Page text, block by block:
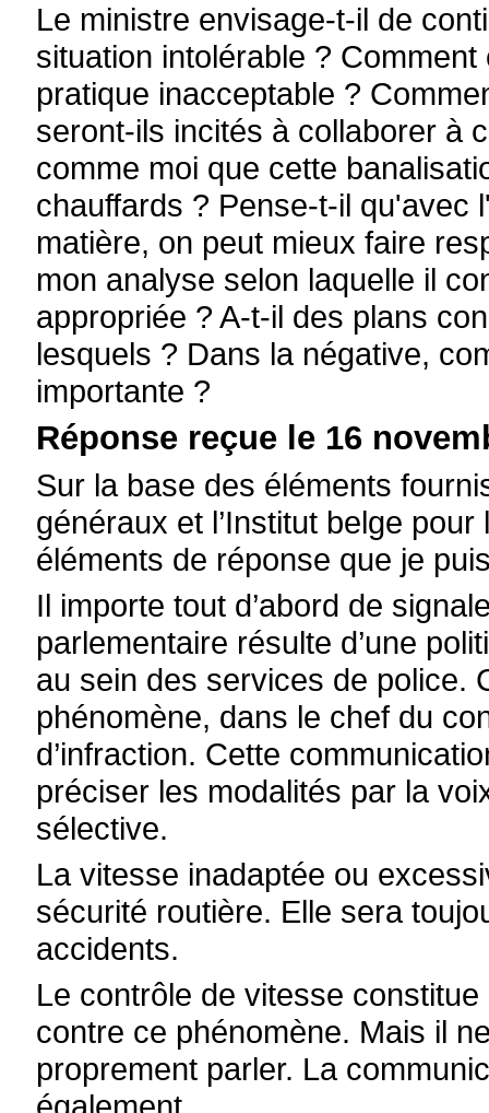
Le ministre envisage-t-il de
situation intolérable ?
pratique inacceptable ?
seront-ils incités à collaborer à
comme moi que cette
chauffards ? Pense-t-il qu'avec
matière, on peut mieux faire
mon analyse selon laquelle il
appropriée ? A-t-il des plans
lesquels ? Dans la négative,
importante ?
Réponse reçue le 16
Sur la base des éléments
généraux et l’Institut belge
éléments de réponse que je
Il importe tout d’abord de
parlementaire résulte d’une
au sein des services de police.
phénomène, dans le chef du
d’infraction. Cette
préciser les modalités par la
sélective.
La vitesse inadaptée ou
sécurité routière. Elle sera
accidents.
Le contrôle de vitesse
contre ce phénomène. Mais il
proprement parler. La